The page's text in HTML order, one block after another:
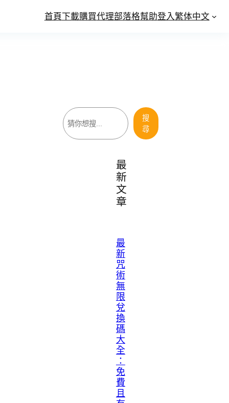
首頁下載購買代理部落格幫助登入繁体中文
搜
尋
搜
尋
最
新
文
章
最
新
咒
術
無
限
兌
換
碼
大
全
：
免
費
且